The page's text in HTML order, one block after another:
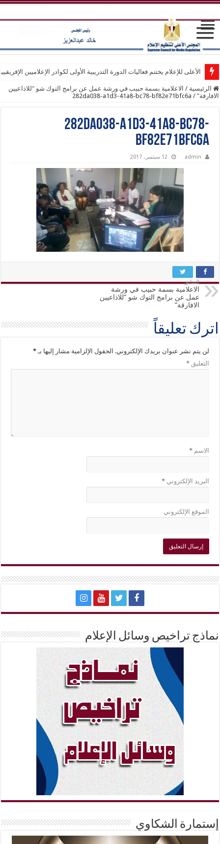
الأعلى للإعلام يختتم فعاليات الدورة التدريبية الأولى لكوادر الإعلاميين
الرئيسية / الاعلامية بسمة حبيب في ورشة عمل عن برامج التوك شو "للاذاعيين
الافارقة" /
282da038-a1d3-41a8-bc78-bf82e71bfc6a
282da038-a1d3-41a8-bc78-
bf82e71bfc6a
admin 12 سبتمبر، 2017
السابق
الاعلامية بسمة حبيب في ورشة
عمل عن برامج التوك شو “للاذاعيين
الافارقة”
اترك تعليقاً
لن يتم نشر عنوان بريدك الإلكتروني. الحقول الإلزامية مشار إليها بـ*
التعليق*
الاسم*
البريد الإلكتروني*
الموقع الإلكتروني
نماذج تراخيص وسائل الإعلام
إستمارة الشكاوي